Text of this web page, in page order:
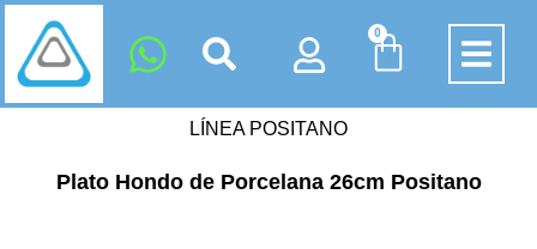
0
LÍNEA POSITANO
Plato Hondo de Porcelana 26cm Positano